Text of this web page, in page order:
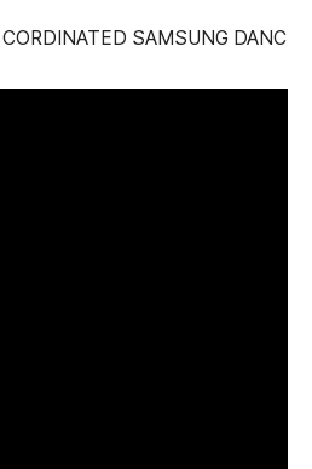
SAMSUNG DANC